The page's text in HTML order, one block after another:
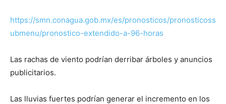
https://smn.conagua.gob.mx/es/pronosticos/pronosticoss
ubmenu/pronostico-extendido-a-96-horas
Las rachas de viento podrían derribar árboles y anuncios
publicitarios.
Las lluvias fuertes podrían generar el incremento en los